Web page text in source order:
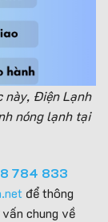
này, Điện Lạnh
nóng lạnh tại
784 833
để thông
chung về